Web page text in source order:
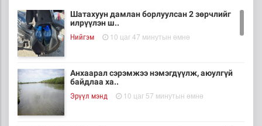
Шатахуун дамлан борлуулсан 2 зөрчлийг
илрүүлэн ш..
Нийгэм 10 цаг 47 минутын өмнө
Анхаарал сэрэмжээ нэмэгдүүлж, аюулгүй
байдлаа ха..
Эрүүл мэнд 10 цаг 57 минутын өмнө